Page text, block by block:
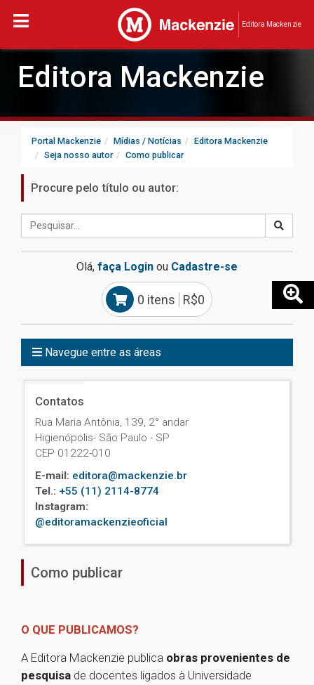
Editora Mackenzie
Editora Mackenzie
Portal Mackenzie Mídias / Notícias
Editora Mackenzie
Seja nosso autor
Como publicar
Procure pelo título ou autor:
Olá, faça Login ou Cadastre-se
0 itens R$0
Navegue entre as áreas
Contatos
Rua Maria Antônia, 139, 2° andar
Higienópolis- São Paulo - SP
CEP 01222-010
E-mail: editora@mackenzie.br
Tel.: +55 (11) 2114-8774
Instagram:
@editoramackenzieoficial
Como publicar
O QUE PUBLICAMOS?
A Editora Mackenzie publica obras provenientes de
pesquisa de docentes ligados à Universidade